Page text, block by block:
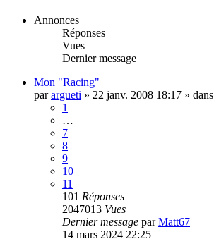
Annonces
Réponses
Vues
Dernier message
Mon "Racing"
parargueti » 22 janv. 2008 18:17 » dans
1
…
7
8
9
10
11
101 Réponses
2047013 Vues
Dernier message parMatt67
14 mars 2024 22:25